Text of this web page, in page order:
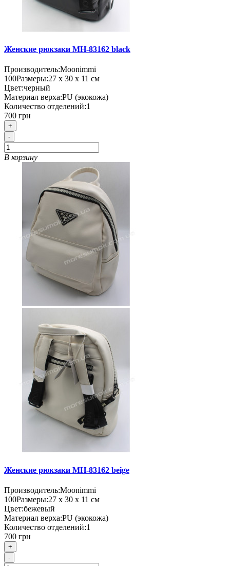
Женские рюкзаки MH-83162 black
Производитель:Moonimmi
100Размеры:27 х 30 х 11 см
Цвет:черный
Материал верха:PU (экокожа)
Количество отделений:1
700 грн
+
-
В корзину
Женские рюкзаки MH-83162 beige
Производитель:Moonimmi
100Размеры:27 х 30 х 11 см
Цвет:бежевый
Материал верха:PU (экокожа)
Количество отделений:1
700 грн
+
-